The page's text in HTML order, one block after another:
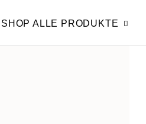
SHOP ALLE PRODUKTE